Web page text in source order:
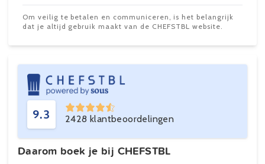
Om veilig te betalen en communiceren, is het belangrijk
dat je altijd gebruik maakt van de CHEFSTBL website.
9.3 2428 klantbeoordelingen
Daarom boek je bij CHEFSTBL